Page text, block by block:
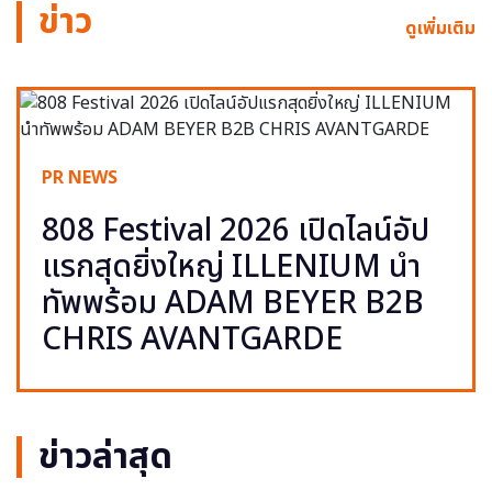
ข่าว ดูเพิ่มเติม
PR NEWS
808 Festival 2026 เปิดไลน์อัป
แรกสุดยิ่งใหญ่ ILLENIUM นำ
ทัพพร้อม ADAM BEYER B2B
CHRIS AVANTGARDE
ข่าวล่าสุด